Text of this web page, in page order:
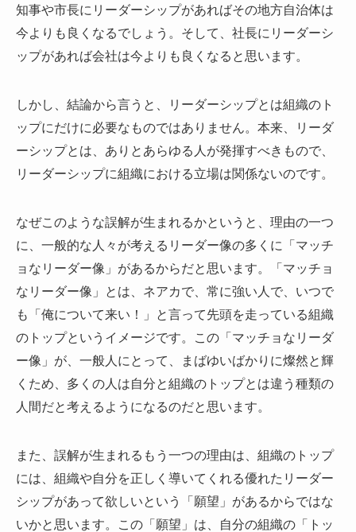
知事や市長にリーダーシップがあればその地方自治体は
今よりも良くなるでしょう。そして、社長にリーダーシ
ップがあれば会社は今よりも良くなると思います。
しかし、結論から言うと、リーダーシップとは組織のト
ップにだけに必要なものではありません。本来、リーダ
ーシップとは、ありとあらゆる人が発揮すべきもので、
リーダーシップに組織における立場は関係ないのです。
なぜこのような誤解が生まれるかというと、理由の一つ
に、一般的な人々が考えるリーダー像の多くに「マッチ
ョなリーダー像」があるからだと思います。「マッチョ
なリーダー像」とは、ネアカで、常に強い人で、いつで
も「俺について来い！」と言って先頭を走っている組織
のトップというイメージです。この「マッチョなリーダ
ー像」が、一般人にとって、まばゆいばかりに燦然と輝
くため、多くの人は自分と組織のトップとは違う種類の
人間だと考えるようになるのだと思います。
また、誤解が生まれるもう一つの理由は、組織のトップ
には、組織や自分を正しく導いてくれる優れたリーダー
シップがあって欲しいという「願望」があるからではな
いかと思います。この「願望」は、自分の組織の「トッ